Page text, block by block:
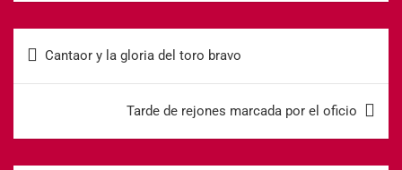
Cantaor y la gloria del toro bravo
Tarde de rejones marcada por el oficio